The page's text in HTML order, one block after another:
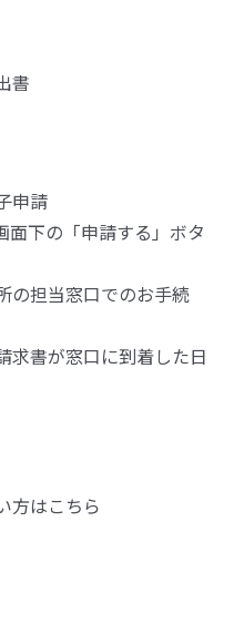
書
申請
下の「申請する」ボタ
の担当窓口でのお手続
書が窓口に到着した日
方はこちら